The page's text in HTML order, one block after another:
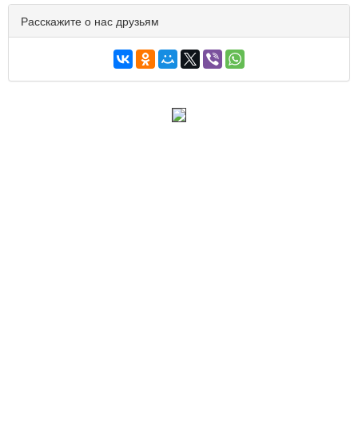
Расскажите о нас друзьям